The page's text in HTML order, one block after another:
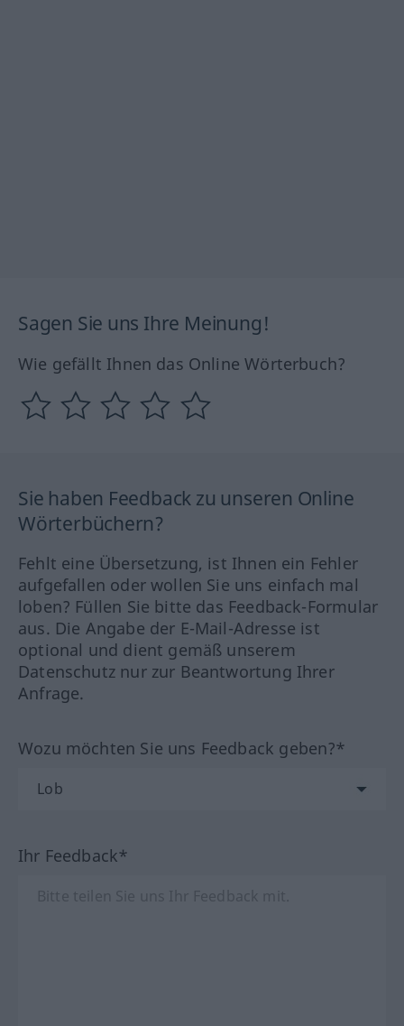
Sagen Sie uns Ihre Meinung!
Wie gefällt Ihnen das Online Wörterbuch?
Sie haben Feedback zu unseren Online
Wörterbüchern?
Fehlt eine Übersetzung, ist Ihnen ein Fehler
aufgefallen oder wollen Sie uns einfach mal
loben? Füllen Sie bitte das Feedback-Formular
aus. Die Angabe der E-Mail-Adresse ist
optional und dient gemäß unserem
Datenschutz nur zur Beantwortung Ihrer
Anfrage.
Wozu möchten Sie uns Feedback geben?*
Ihr Feedback*